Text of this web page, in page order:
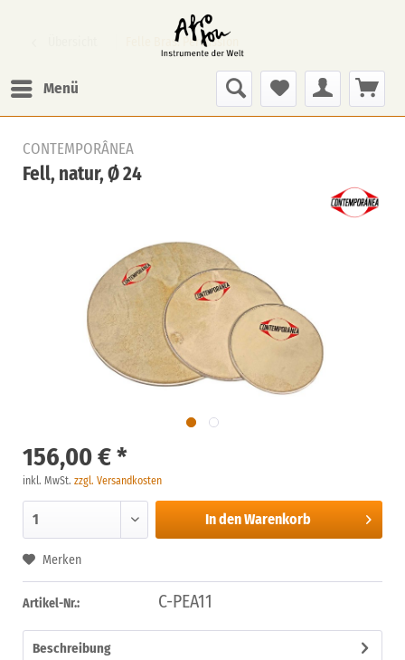
Menü
Felle Bras. Percussion
CONTEMPORÂNEA
Fell, natur, Ø 24
156,00 € *
inkl. MwSt. zzgl. Versandkosten
In denWarenkorb
Merken
Artikel-Nr.: C-PEA11
Beschreibung